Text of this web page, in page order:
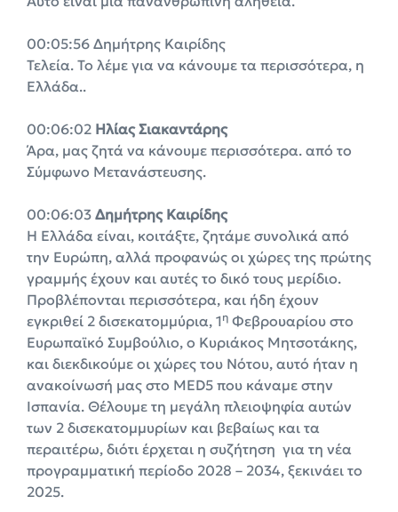
00:05:56 Δημήτρης Καιρίδης
Τελεία. Το λέμε για να κάνουμε τα περισσότερα, η
Ελλάδα..
00:06:02 Ηλίας Σιακαντάρης
Άρα, μας ζητά να κάνουμε περισσότερα. από το
Σύμφωνο Μετανάστευσης.
00:06:03 Δημήτρης Καιρίδης
Η Ελλάδα είναι, κοιτάξτε, ζητάμε συνολικά από
την Ευρώπη, αλλά προφανώς οι χώρες της πρώτης
γραμμής έχουν και αυτές το δικό τους μερίδιο.
Προβλέπονται περισσότερα, και ήδη έχουν
εγκριθεί 2 δισεκατομμύρια, 1η Φεβρουαρίου στο
Ευρωπαϊκό Συμβούλιο, ο Κυριάκος Μητσοτάκης,
και διεκδικούμε οι χώρες του Νότου, αυτό ήταν η
ανακοίνωσή μας στο MED5 που κάναμε στην
Ισπανία. Θέλουμε τη μεγάλη πλειοψηφία αυτών
των 2 δισεκατομμυρίων και βεβαίως και τα
περαιτέρω, διότι έρχεται η συζήτηση για τη νέα
προγραμματική περίοδο 2028 – 2034, ξεκινάει το
2025.